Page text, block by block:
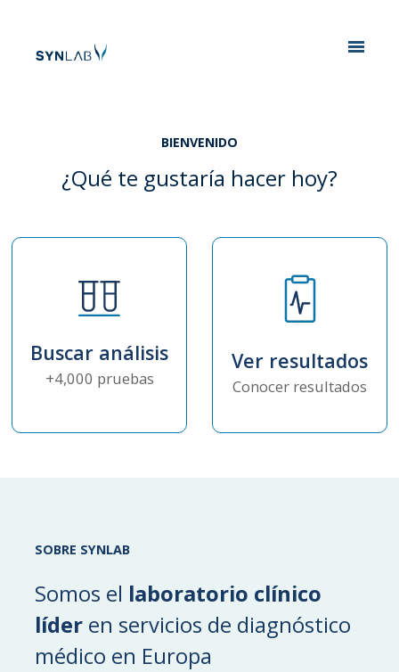
BIENVENIDO
¿Qué te gustaría hacer hoy?
Buscar análisis
+4,000 pruebas
Ver resultados
Conocer resultados
SOBRE SYNLAB
Somos el laboratorio clínico
líder en servicios de diagnóstico
médico en Europa